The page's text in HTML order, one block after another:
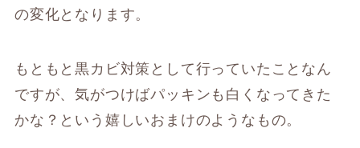
の変化となります。
もともと黒カビ対策として行っていたことなん
ですが、気がつけばパッキンも白くなってきた
かな？という嬉しいおまけのようなもの。